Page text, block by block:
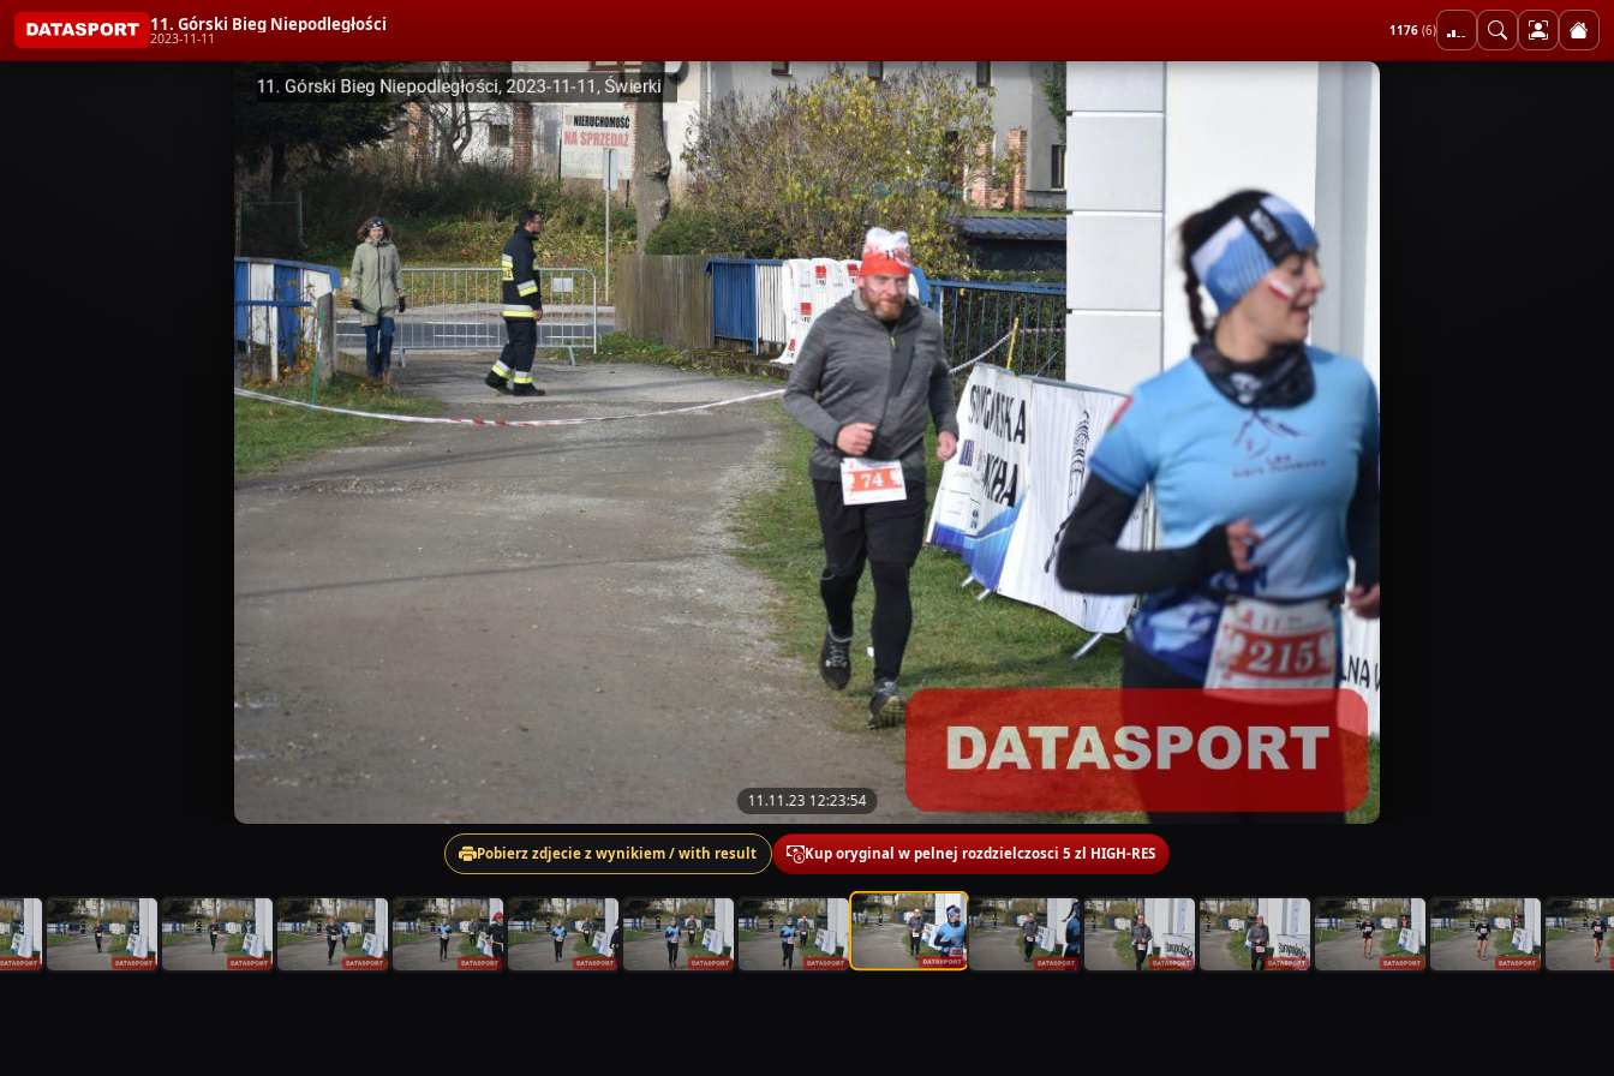
11. Górski Bieg Niepodległości
2023-11-11 1176 (6)
11.11.23 12:23:54
Pobierz zdjecie z wynikiem / with result Kup oryginal w pelnej rozdzielczosci 5 zl HIGH-RES